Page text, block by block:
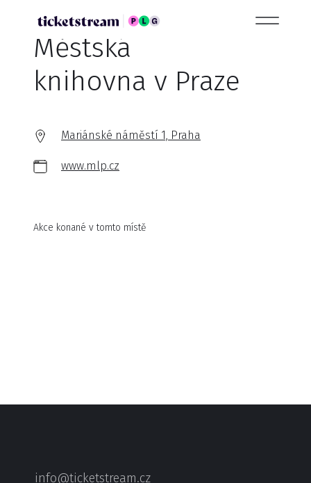
Městská
knihovna v Praze
Mariánské náměstí 1, Praha
www.mlp.cz
Akce konané v tomto místě
info@ticketstream.cz